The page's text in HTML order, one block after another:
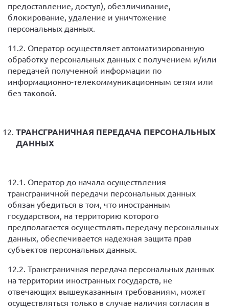
предоставление, доступ), обезличивание,
блокирование, удаление и уничтожение
персональных данных.
11.2. Оператор осуществляет автоматизированную
обработку персональных данных с получением и/или
передачей полученной информации по
информационно-телекоммуникационным сетям или
без таковой.
ТРАНСГРАНИЧНАЯ ПЕРЕДАЧА ПЕРСОНАЛЬНЫХ
ДАННЫХ
12.1. Оператор до начала осуществления
трансграничной передачи персональных данных
обязан убедиться в том, что иностранным
государством, на территорию которого
предполагается осуществлять передачу персональных
данных, обеспечивается надежная защита прав
субъектов персональных данных.
12.2. Трансграничная передача персональных данных
на территории иностранных государств, не
отвечающих вышеуказанным требованиям, может
осуществляться только в случае наличия согласия в